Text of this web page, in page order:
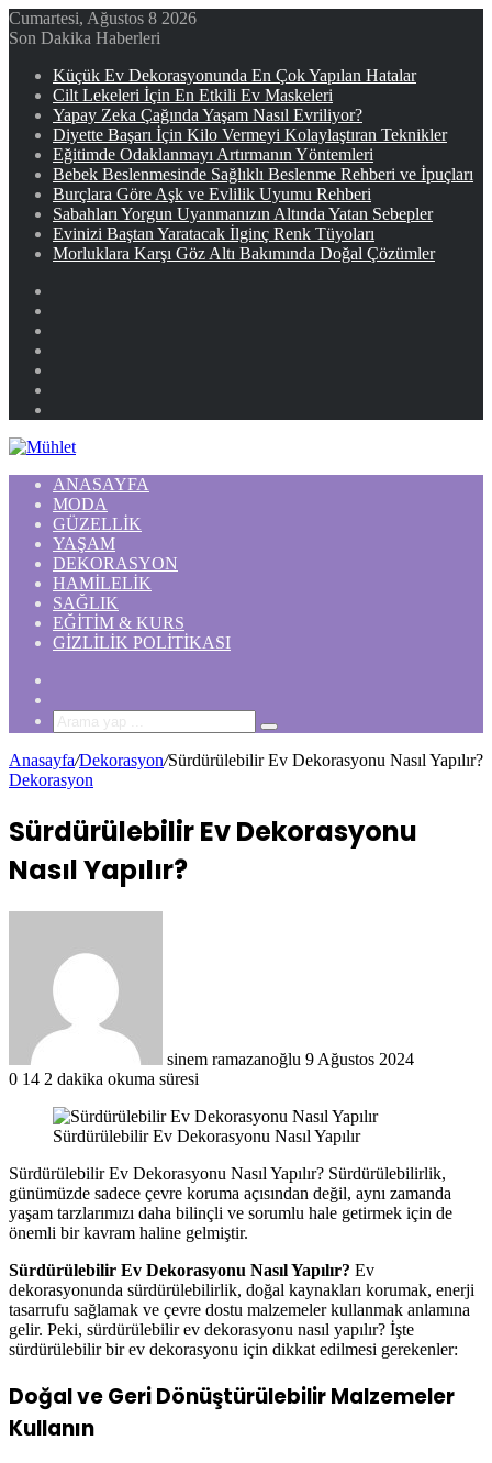
Cumartesi, Ağustos 8 2026
Son Dakika Haberleri
Küçük Ev Dekorasyonunda En Çok Yapılan Hatalar
Cilt Lekeleri İçin En Etkili Ev Maskeleri
Yapay Zeka Çağında Yaşam Nasıl Evriliyor?
Diyette Başarı İçin Kilo Vermeyi Kolaylaştıran Teknikler
Eğitimde Odaklanmayı Artırmanın Yöntemleri
Bebek Beslenmesinde Sağlıklı Beslenme Rehberi ve İpuçları
Burçlara Göre Aşk ve Evlilik Uyumu Rehberi
Sabahları Yorgun Uyanmanızın Altında Yatan Sebepler
Evinizi Baştan Yaratacak İlginç Renk Tüyoları
Morluklara Karşı Göz Altı Bakımında Doğal Çözümler
ANASAYFA
MODA
GÜZELLIK
YAŞAM
DEKORASYON
HAMILELIK
SAĞLIK
EĞITIM & KURS
GIZLILIK POLITIKASI
Arama
yap
...
Anasayfa/Dekorasyon/Sürdürülebilir Ev Dekorasyonu Nasıl Yapılır?
Dekorasyon
Sürdürülebilir Ev Dekorasyonu
Nasıl Yapılır?
sinem ramazanoğlu 9 Ağustos 2024
0 14 2 dakika okuma süresi
Sürdürülebilir Ev Dekorasyonu Nasıl Yapılır
Sürdürülebilir Ev Dekorasyonu Nasıl Yapılır? Sürdürülebilirlik,
günümüzde sadece çevre koruma açısından değil, aynı zamanda
yaşam tarzlarımızı daha bilinçli ve sorumlu hale getirmek için de
önemli bir kavram haline gelmiştir.
Sürdürülebilir Ev Dekorasyonu Nasıl Yapılır? Ev
dekorasyonunda sürdürülebilirlik, doğal kaynakları korumak, enerji
tasarrufu sağlamak ve çevre dostu malzemeler kullanmak anlamına
gelir. Peki, sürdürülebilir ev dekorasyonu nasıl yapılır? İşte
sürdürülebilir bir ev dekorasyonu için dikkat edilmesi gerekenler:
Doğal ve Geri Dönüştürülebilir Malzemeler
Kullanın